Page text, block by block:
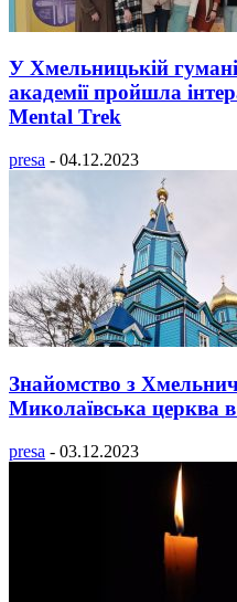
У Хмельницькій
академії пройшла
Mental Trek
presa - 04.12.2023
Знайомство з
Миколаївська церква
presa - 03.12.2023